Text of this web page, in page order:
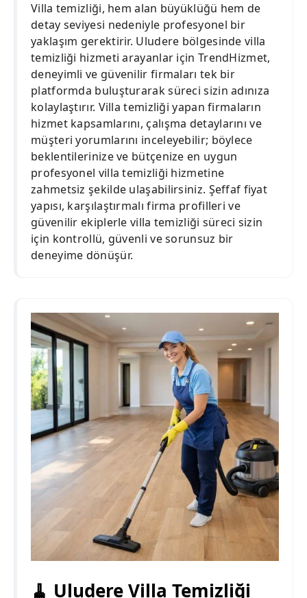
Villa temizliği, hem alan büyüklüğü hem de
detay seviyesi nedeniyle profesyonel bir
yaklaşım gerektirir. Uludere bölgesinde villa
temizliği hizmeti arayanlar için TrendHizmet,
deneyimli ve güvenilir firmaları tek bir
platformda buluşturarak süreci sizin adınıza
kolaylaştırır. Villa temizliği yapan firmaların
hizmet kapsamlarını, çalışma detaylarını ve
müşteri yorumlarını inceleyebilir; böylece
beklentilerinize ve bütçenize en uygun
profesyonel villa temizliği hizmetine
zahmetsiz şekilde ulaşabilirsiniz. Şeffaf fiyat
yapısı, karşılaştırmalı firma profilleri ve
güvenilir ekiplerle villa temizliği süreci sizin
için kontrollü, güvenli ve sorunsuz bir
deneyime dönüşür.
🧹 Uludere Villa Temizliği